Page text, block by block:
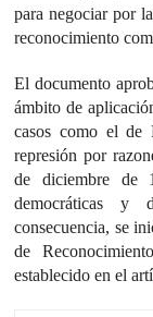
para negociar por
reconocimiento
El documento
ámbito de
casos como el de
represión por
de diciembre de
democráticas y
consecuencia, se
de
establecido en el